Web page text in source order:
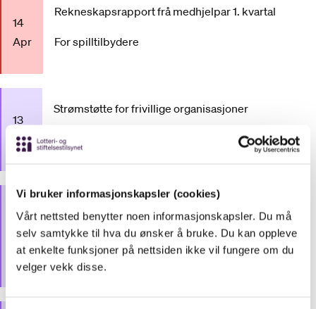
Vi bruker informasjonskapsler (cookies)
Vårt nettsted benytter noen informasjonskapsler. Du må
selv samtykke til hva du ønsker å bruke. Du kan oppleve
at enkelte funksjoner på nettsiden ikke vil fungere om du
velger vekk disse.
14
Apr
Rekneskapsrapport frå medhjelpar 1. kvartal
For spilltilbydere
13
Mai
Strømstøtte for frivillige organisasjoner
For frivillige organisasjoner
Jun
organisasjonar
For frivillige organisasjoner